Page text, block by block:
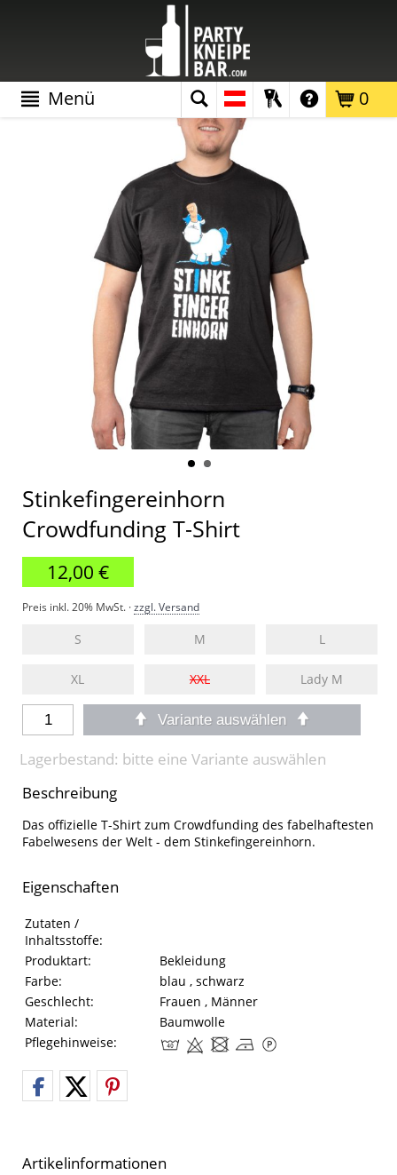
0
Menü
Stinkefingereinhorn
Crowdfunding T-Shirt
12,00 €
Preis inkl. 20% MwSt. ·zzgl. Versand
S M L
XL XXL Lady M
Variante auswählen
Lagerbestand: bitte eine Variante auswählen
Beschreibung
Das offizielle T-Shirt zum Crowdfunding des fabelhaftesten
Fabelwesens der Welt - dem Stinkefingereinhorn.
Eigenschaften
Eigenschaften des Produkts
Eigenschaft
Zutaten /
Inhaltsstoffe:
Produktart:
Bekleidung
Farbe:
blau , schwarz
Geschlecht:
Frauen , Männer
Material:
Baumwolle
Pflegehinweise:
Artikelinformationen